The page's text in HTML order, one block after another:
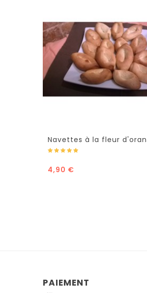
Navettes à la fleur
4,90 €
PAIEMENT